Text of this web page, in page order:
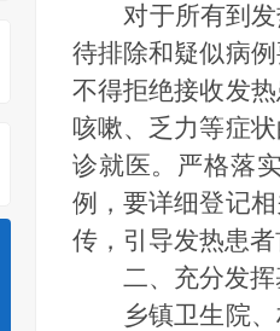
对于所有到发
待排除和疑似病
不得拒绝接收发
咳嗽、乏力等症
诊就医。严格落
例，要详细登记
传，引导发热患
二、充分发挥
乡镇卫生院、